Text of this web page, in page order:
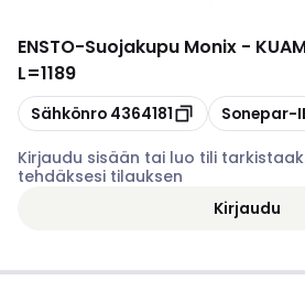
ENSTO-Suojakupu Monix -
L=1189
Kopioi
Sähkönro 4364181 Kopioi
Sonepar-
Kirjaudu sisään tai luo tili
tehdäksesi tilauksen
Kirjaudu